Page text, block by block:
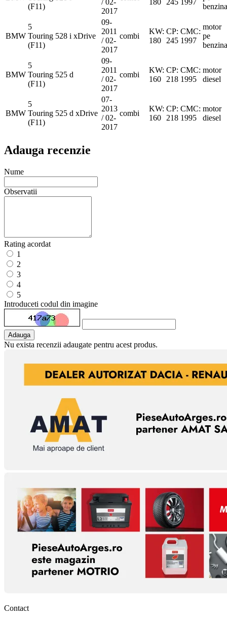
(F11)
/ 02-
2017
180
245 1997
benzina
BMW
5
Touring
(F11)
528 i xDrive
09-
2011
/ 02-
2017
combi
KW:
180
CP:
245
CMC:
1997
motor
pe
benzina
BMW
5
Touring
(F11)
525 d
09-
2011
/ 02-
2017
combi
KW:
160
CP:
218
CMC:
1995
motor
diesel
BMW
5
Touring
(F11)
525 d xDrive
07-
2013
/ 02-
2017
combi
KW:
160
CP:
218
CMC:
1995
motor
diesel
Adauga recenzie
Nume
Observatii
Rating acordat
1
2
3
4
5
Introduceti codul din imagine
Adauga
Nu exista recenzii adaugate pentru acest produs.
Contact